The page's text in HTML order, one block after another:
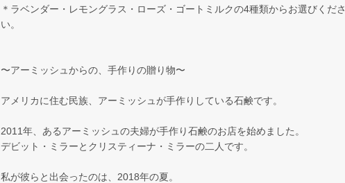
＊ラベンダー・レモングラス・ローズ・ゴートミルクの4種類からお選びくださ
い。
〜アーミッシュからの、手作りの贈り物〜
アメリカに住む民族、アーミッシュが手作りしている石鹸です。
2011年、あるアーミッシュの夫婦が手作り石鹸のお店を始めました。
デビット・ミラーとクリスティーナ・ミラーの二人です。
私が彼らと出会ったのは、2018年の夏。